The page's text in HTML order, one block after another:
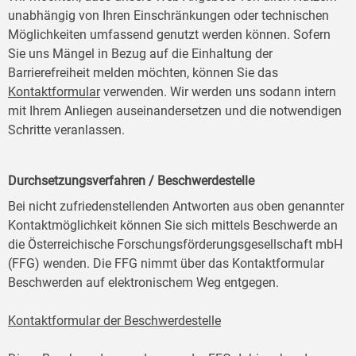
unabhängig von Ihren Einschränkungen oder technischen
Möglichkeiten umfassend genutzt werden können. Sofern
Sie uns Mängel in Bezug auf die Einhaltung der
Barrierefreiheit melden möchten, können Sie das
Kontaktformularverwenden. Wir werden uns sodann intern
mit Ihrem Anliegen auseinandersetzen und die notwendigen
Schritte veranlassen.
Durchsetzungsverfahren / Beschwerdestelle
Bei nicht zufriedenstellenden Antworten aus oben genannter
Kontaktmöglichkeit können Sie sich mittels Beschwerde an
die Österreichische Forschungsförderungsgesellschaft mbH
(FFG) wenden. Die FFG nimmt über das Kontaktformular
Beschwerden auf elektronischem Weg entgegen.
Kontaktformular der Beschwerdestelle